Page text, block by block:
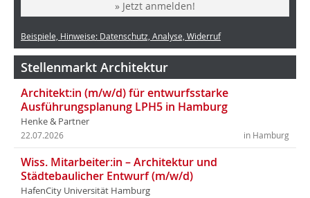
» Jetzt anmelden!
Beispiele, Hinweise: Datenschutz, Analyse, Widerruf
Stellenmarkt Architektur
Architekt:in (m/w/d) für entwurfsstarke
Ausführungsplanung LPH5 in Hamburg
Henke & Partner
in Hamburg
22.07.2026
Wiss. Mitarbeiter:in – Architektur und
Städtebaulicher Entwurf (m/w/d)
HafenCity Universität Hamburg